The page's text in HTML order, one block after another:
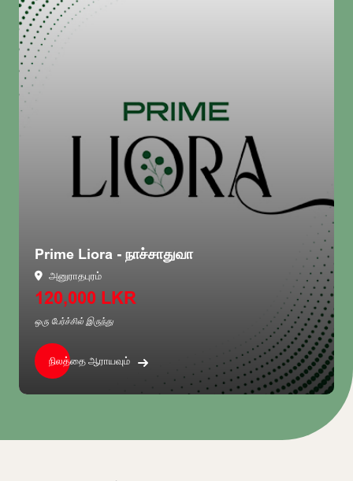
Prime Liora - நாச்சாதுவா
அனுராதபுரம்
120,000 LKR
ஒரு பேர்ச்சில் இருந்து
நிலத்தை ஆராயவும்